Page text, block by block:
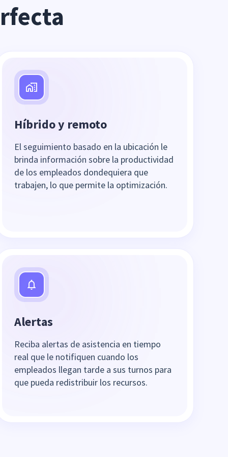
Híbrido y remoto
El seguimiento basado en la ubicación le
brinda información sobre la productividad
de los empleados dondequiera que
trabajen, lo que permite la optimización.
Alertas
Reciba alertas de asistencia en tiempo
real que le notifiquen cuando los
empleados llegan tarde a sus turnos para
que pueda redistribuir los recursos.